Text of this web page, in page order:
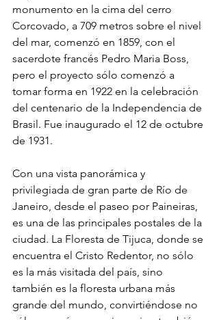
monumento en la cima del cerro
Corcovado, a 709 metros sobre el nivel
del mar, comenzó en 1859, con el
sacerdote francés Pedro Maria Boss,
pero el proyecto sólo comenzó a
tomar forma en 1922 en la celebración
del centenario de la Independencia de
Brasil. Fue inaugurado el 12 de octubre
de 1931.
Con una vista panorámica y
privilegiada de gran parte de Río de
Janeiro, desde el paseo por Paineiras,
es una de las principales postales de la
ciudad. La Floresta de Tijuca, donde se
encuentra el Cristo Redentor, no sólo
es la más visitada del país, sino
también es la floresta urbana más
grande del mundo, convirtiéndose no